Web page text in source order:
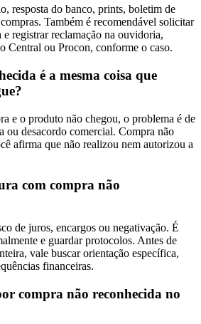
resposta do banco, prints, boletim de
Também é recomendável solicitar
registrar reclamação na ouvidoria,
Central ou Procon, conforme o caso.
é a mesma coisa que
e o produto não chegou, o problema é de
ou desacordo comercial. Compra não
afirma que não realizou nem autorizou a
com compra não
de juros, encargos ou negativação. É
e guardar protocolos. Antes de
vale buscar orientação específica,
financeiras.
compra não reconhecida no